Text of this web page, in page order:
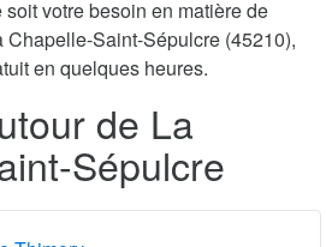
votre besoin en matière de
Chapelle-Saint-Sépulcre (45210),
en quelques heures.
de La
Sépulcre